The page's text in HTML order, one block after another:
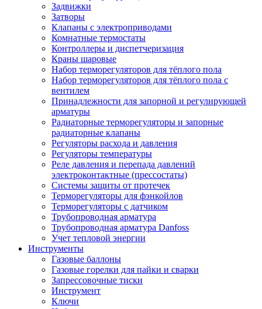
Задвижки
Затворы
Клапаны с электроприводами
Комнатные термостаты
Контроллеры и диспетчеризация
Краны шаровые
Набор терморегуляторов для тёплого пола
Набор терморегуляторов для тёплого пола с
вентилем
Принадлежности для запорной и регулирующей
арматуры
Радиаторные терморегуляторы и запорные
радиаторные клапаны
Регуляторы расхода и давления
Регуляторы температуры
Реле давления и перепада давлений
электроконтактные (прессостаты)
Системы защиты от протечек
Терморегуляторы для фэнкойлов
Терморегуляторы с датчиком
Трубопроводная арматура
Трубопроводная арматура Danfoss
Учет тепловой энергии
Инструменты
Газовые баллоны
Газовые горелки для пайки и сварки
Запрессовочные тиски
Инструмент
Ключи